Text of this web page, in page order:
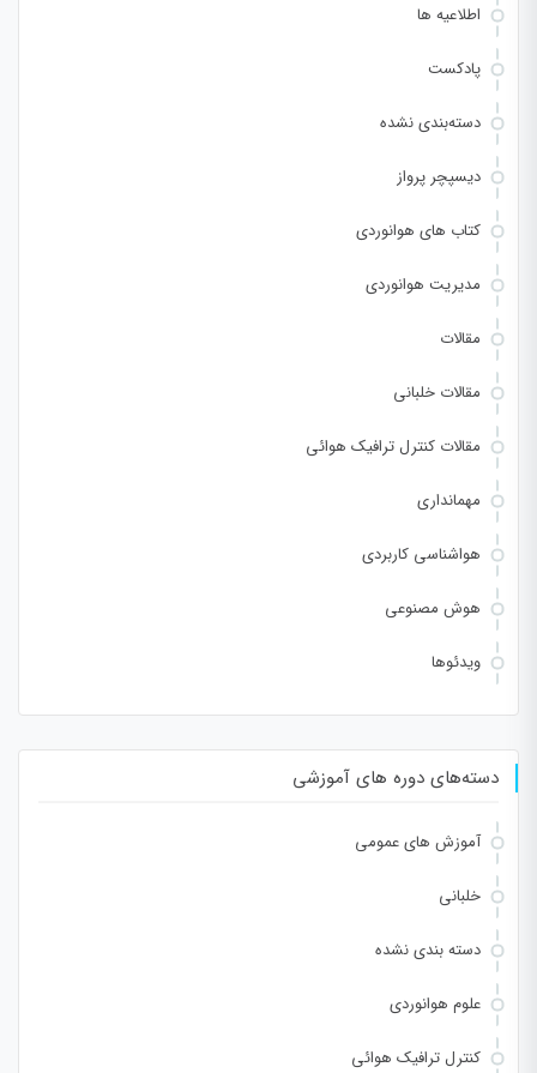
اطلاعیه ها
پادکست
دسته‌بندی نشده
دیسپچر پرواز
کتاب های هوانوردی
مدیریت هوانوردی
مقالات
مقالات خلبانی
مقالات کنترل ترافیک هوائی
مهمانداری
هواشناسی کاربردی
هوش مصنوعی
ویدئوها
دسته‌های دوره های آموزشی
آموزش های عمومی
خلبانی
دسته بندی نشده
علوم هوانوردی
کنترل ترافیک هوائی